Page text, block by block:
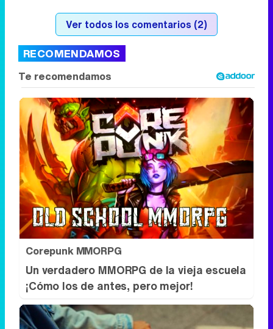
Ver todos los comentarios (2)
RECOMENDAMOS
Corepunk MMORPG
Un verdadero MMORPG de la vieja escuela
¡Cómo los de antes, pero mejor!